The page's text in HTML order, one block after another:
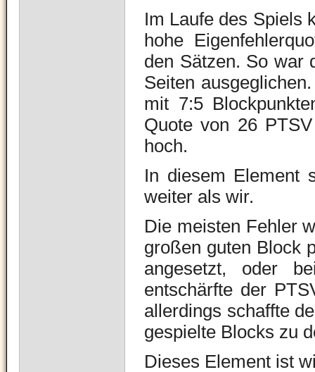
Im Laufe des Spiels
hohe
den Sätzen. So war
Seiten
mit 7:5
Quote von 26
hoch.
In diesem Element
weiter als wir.
Die meisten Fehler
großen guten Block
angesetzt, oder
entschärfte der
allerdings schaffte
gespielte Blocks zu
Dieses Element ist